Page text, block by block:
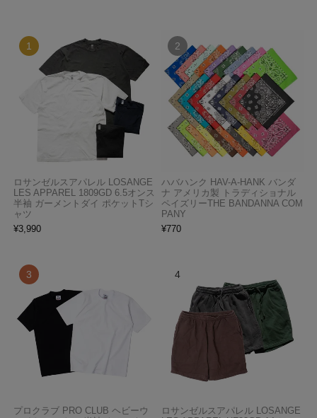
ロサンゼルスアパレル LOSANGE
LES APPAREL 1809GD 6.5オンス
半袖 ガーメントダイ ポケットTシ
ャツ
¥3,990
ハバハンク HAV-A-HANK バンダ
ナ アメリカ製 トラディショナル
ペイズリーTHE BANDANNA COM
PANY
¥770
プロクラブ PRO CLUB ヘビーウ
ロサンゼルスアパレル LOSANGE